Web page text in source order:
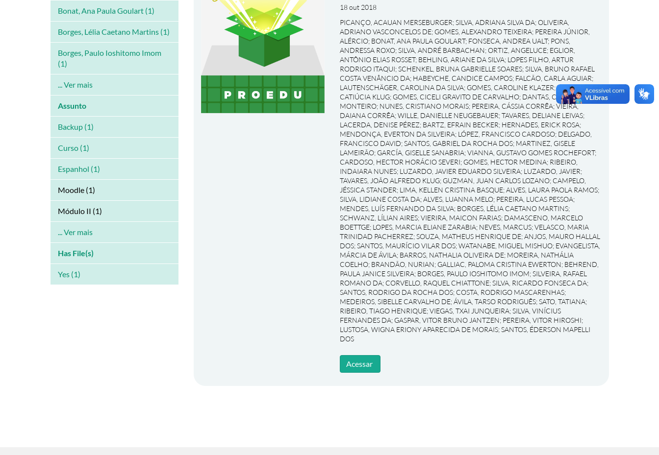
Bonat, Ana Paula Goulart (1)
Borges, Lélia Caetano Martins (1)
Borges, Paulo Ioshitomo Imom
(1)
... Ver mais
Assunto
Backup (1)
Curso (1)
Espanhol (1)
Moodle (1)
Módulo II (1)
... Ver mais
Has File(s)
Yes (1)
18 out 2018
PICANÇO, ACAUAN MERSEBURGER;SILVA, ADRIANA SILVA DA;OLIVEIRA,
ADRIANO VASCONCELOS DE; GOMES, ALEXANDRO TEIXEIRA; PEREIRA JÚNIOR,
ALÉRCIO; BONAT, ANA PAULA GOULART; FONSECA, ANDREA UALT; PONS,
ANDRESSA ROXO;SILVA, ANDRÉ BARBACHAN;ORTIZ, ANGELUCE; EGLIOR,
ANTÔNIO ELIAS ROSSET; BEHLING, ARIANE DA SILVA; LOPES FILHO, ARTUR
RODRIGO ITAQUI;SCHENKEL, BRUNA GABRIELLE SOARES;SILVA, BRUNO RAFAEL
COSTA VENÂNCIO DA; HABEYCHE, CANDICE CAMPOS; FALCÃO, CARLA AGUIAR;
LAUTENSCHÄGER, CAROLINA DA SILVA; GOMES, CAROLINE KLAZER;SCHNEIDER,
CATIÚCIA KLUG; GOMES, CICELI GRAVITO DE CARVALHO; DANTAS, CRISTIANE
MONTEIRO; NUNES, CRISTIANO MORAIS; PEREIRA, CÁSSIA CORRÊA;VIEIRA,
DAIANA CORRÊA;WILLE, DANIELLE NEUGEBAUER;TAVARES, DELIANE LEIVAS;
LACERDA, DENISE PÉREZ; BARTZ, EFRAIN BECKER; HERNADES, ERICK ROSA;
MENDONÇA, EVERTON DA SILVEIRA; LÓPEZ, FRANCISCO CARDOSO; DELGADO,
FRANCISCO DAVID;SANTOS, GABRIEL DA ROCHA DOS; MARTINEZ, GISELE
LAMEIRÃO; GARCÍA, GISELLE SANABRIA;VIANNA, GUSTAVO GOMES ROCHEFORT;
CARDOSO, HECTOR HORÁCIO SEVERI; GOMES, HECTOR MEDINA; RIBEIRO,
INDAIARA NUNES; LUZARDO, JAVIER EDUARDO SILVEIRA; LUZARDO, JAVIER;
TAVARES, JOÃO ALFREDO KLUG; GUZMAN, JUAN CARLOS LOZANO; CAMPELO,
JÉSSICA STANDER; LIMA, KELLEN CRISTINA BASQUE;ALVES, LAURA PAOLA RAMOS;
SILVA, LIDIANE COSTA DA;ALVES, LUANNA MELO; PEREIRA, LUCAS PESSOA;
MENDES, LUÍS FERNANDO DA SILVA; BORGES, LÉLIA CAETANO MARTINS;
SCHWANZ, LÍLIAN AIRES;VIERIRA, MAICON FARIAS; DAMASCENO, MARCELO
BOETTGE; LOPES, MARCIA ELIANE ZARABIA; NEVES, MARCUS;VELASCO, MARIA
TRINIDAD PACHERREZ;SOUZA, MATHEUS HENRIQUE DE;ANJOS, MAURO HALLAL
DOS;SANTOS, MAURÍCIO VILAR DOS;WATANABE, MIGUEL MISHUO; EVANGELISTA,
MÁRCIA DE ÁVILA; BARROS, NATHALIA OLIVEIRA DE; MOREIRA, NATHÁLIA
COELHO; BRANDÃO, NURIAN; GALLIAC, PALOMA CRISTINA EWERTON; BEHREND,
PAULA JANICE SILVEIRA; BORGES, PAULO IOSHITOMO IMOM;SILVEIRA, RAFAEL
ROMANO DA; CORVELLO, RAQUEL CHIATTONE;SILVA, RICARDO FONSECA DA;
SANTOS, RODRIGO DA ROCHA DOS; COSTA, RODRIGO MASCARENHAS;
MEDEIROS, SIBELLE CARVALHO DE;ÁVILA, TARSO RODRIGUÊS;SATO, TATIANA;
RIBEIRO, TIAGO HENRIQUE;VIEGAS, TXAI JUNQUEIRA;SILVA, VINÍCIUS
FERNANDES DA; GASPAR, VITOR BRUNO JANTZEN; PEREIRA, VITOR HIROSHI;
LUSTOSA, WIGNA ERIONY APARECIDA DE MORAIS;SANTOS, ÉDERSON MAPELLI
DOS
Acessar